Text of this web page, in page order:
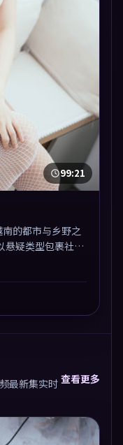
99:21
的都市与乡野之
疑类型包裹社会
。剪辑利落，悬
最新集实时查看更多